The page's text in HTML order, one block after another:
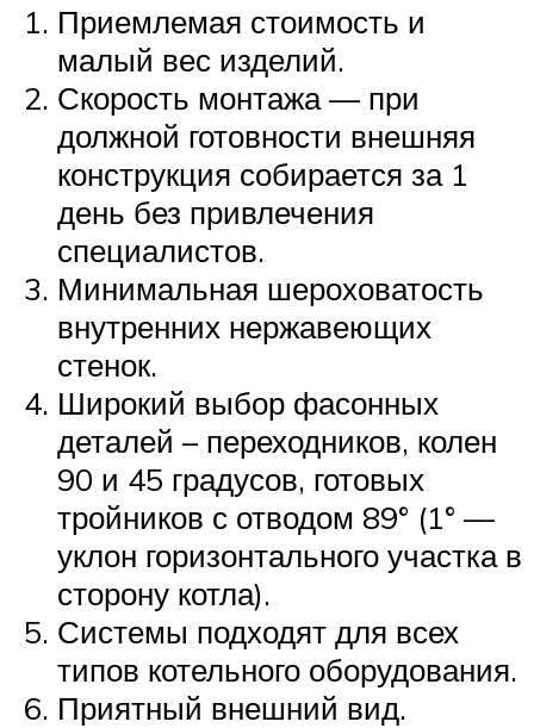
Приемлемая стоимость и
малый вес изделий.
Скорость монтажа — при
должной готовности внешняя
конструкция собирается за 1
день без привлечения
специалистов.
Минимальная шероховатость
внутренних нержавеющих
стенок.
Широкий выбор фасонных
деталей – переходников, колен
90 и 45 градусов, готовых
тройников с отводом 89° (1° —
уклон горизонтального участка в
сторону котла).
Системы подходят для всех
типов котельного оборудования.
Приятный внешний вид.